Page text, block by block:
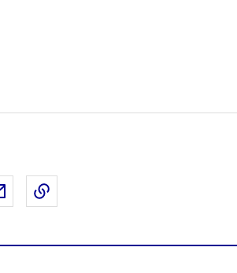
sur LinkedIn
Partager par email